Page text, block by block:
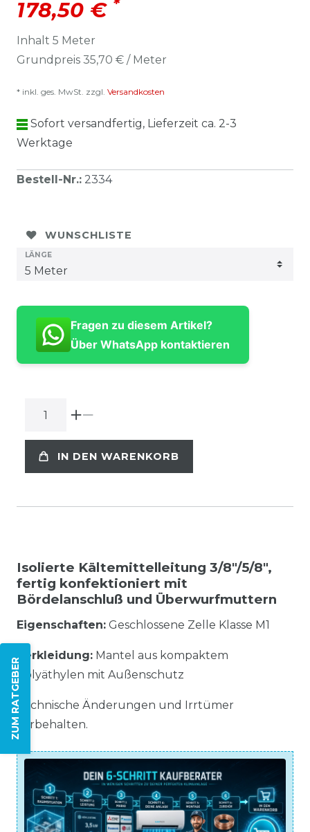
ZUM RATGEBER
178,50 € *
Inhalt 5 Meter
Grundpreis 35,70 € / Meter
* inkl. ges. MwSt. zzgl. Versandkosten
Sofort versandfertig, Lieferzeit ca. 2-3
Werktage
Bestell-Nr.: 2334
WUNSCHLISTE
LÄNGE
Fragen zu diesem Artikel?
Über WhatsApp kontaktieren
IN DEN WARENKORB
Isolierte Kältemittelleitung 3/8"/5/8",
fertig konfektioniert mit
Bördelanschluß und Überwurfmuttern
Eigenschaften: Geschlossene Zelle Klasse M1
Verkleidung: Mantel aus kompaktem
Polyäthylen mit Außenschutz
Technische Änderungen und Irrtümer
vorbehalten.